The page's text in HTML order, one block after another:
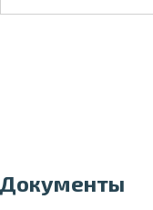
Документы